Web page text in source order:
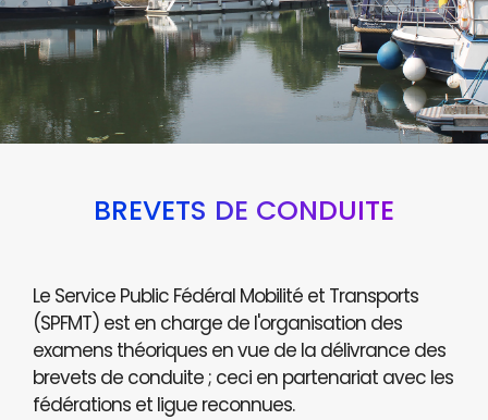
BREVETS DE CONDUITE
Le Service Public Fédéral Mobilité et Transports
(SPFMT) est en charge de l'organisation des
examens théoriques en vue de la délivrance des
brevets de conduite ; ceci en partenariat avec les
fédérations et ligue reconnues.